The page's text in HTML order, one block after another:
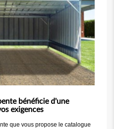
bénéficie d'une
exigences
que vous propose le catalogue